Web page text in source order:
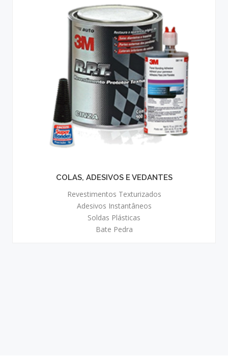
COLAS, ADESIVOS E VEDANTES
Revestimentos Texturizados
Adesivos Instantâneos
Soldas Plásticas
Bate Pedra